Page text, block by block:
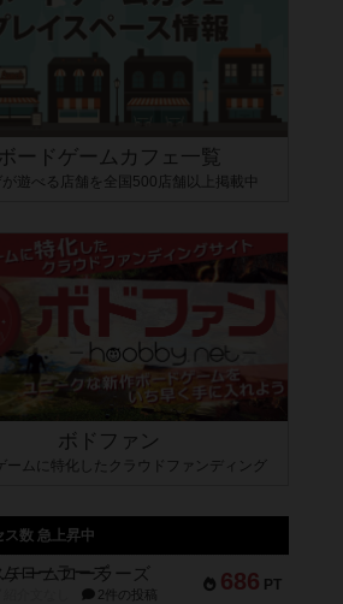
ボードゲームカフェ一覧
が遊べる店舗を全国500店舗以上掲載中
ボドファン
ームに特化したクラウドファンディング
ス数 急上昇中
686 PT
チームローラーズ
2件の投稿